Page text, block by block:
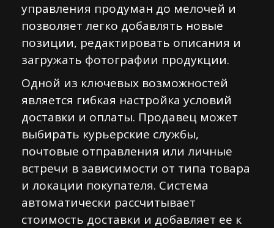
управления продуман до мелочей и
позволяет легко добавлять новые
позиции, редактировать описания и
загружать фотографии продукции.
Одной из ключевых возможностей
является гибкая настройка условий
доставки и оплаты. Продавец может
выбирать курьерские службы,
почтовые отправления или личные
встречи в зависимости от типа товара
и локации покупателя. Система
автоматически рассчитывает
стоимость доставки и добавляет ее к